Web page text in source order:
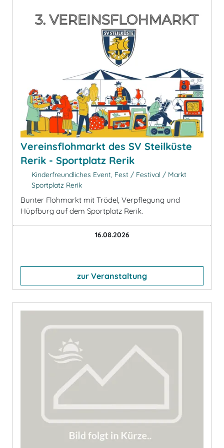
Vereinsflohmarkt des SV Steilküste
Rerik - Sportplatz Rerik
Kinderfreundliches Event, Fest / Festival / Markt
Sportplatz Rerik
Bunter Flohmarkt mit Trödel, Verpflegung und
Hüpfburg auf dem Sportplatz Rerik.
16.08.2026
zur Veranstaltung